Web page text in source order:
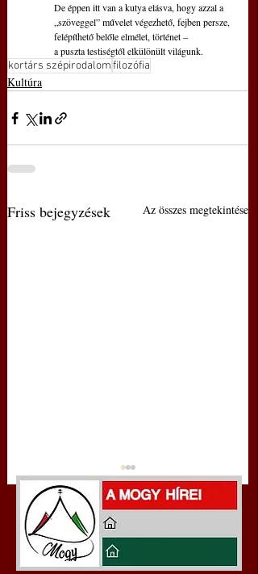
De éppen itt van a kutya elásva, hogy azzal a
„szöveggel” művelet végezhető, fejben persze,
felépíthető belőle elmélet, történet –
a puszta testiségtől elkülönült világunk.
kortárs szépirodalomfilozófia
Kultúra
Friss bejegyzések Az összes megtekintése